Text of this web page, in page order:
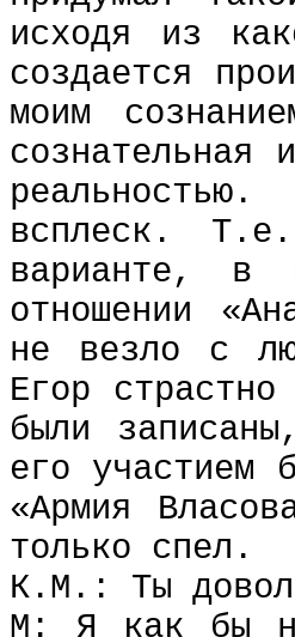
исходя из
создается
моим
сознательная
всплеск.
варианте, в
отношении
не везло с
Егор
были
его участием
«Армия
только спел.
К.М.: Ты
М: Я как бы